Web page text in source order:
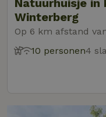
Natuurhuisje in
Winterberg
Op 6 km afstand
10 personen4